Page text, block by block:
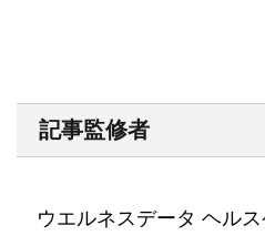
記事監修者
ウエルネスデータ ヘル